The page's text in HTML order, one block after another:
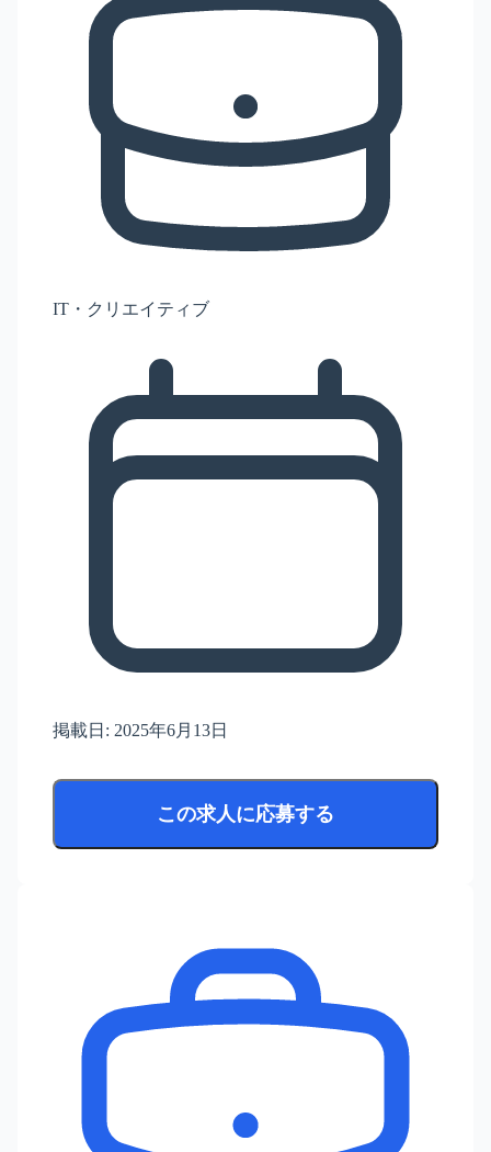
IT・クリエイティブ
掲載日: 2025年6月13日
この求人に応募する